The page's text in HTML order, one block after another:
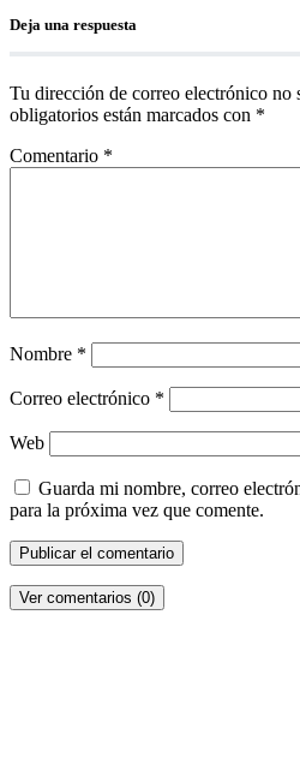
Deja una respuesta
Tu dirección de correo electrónico no
obligatorios están marcados con *
Comentario *
Nombre *
Correo electrónico *
Web
Guarda mi nombre, correo
para la próxima vez que comente.
Ver comentarios (0)